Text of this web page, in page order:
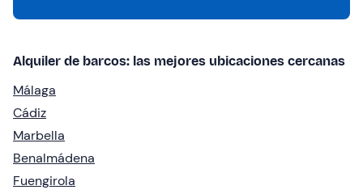
Alquiler de barcos: las mejores ubicaciones cercanas
Málaga
Cádiz
Marbella
Benalmádena
Fuengirola